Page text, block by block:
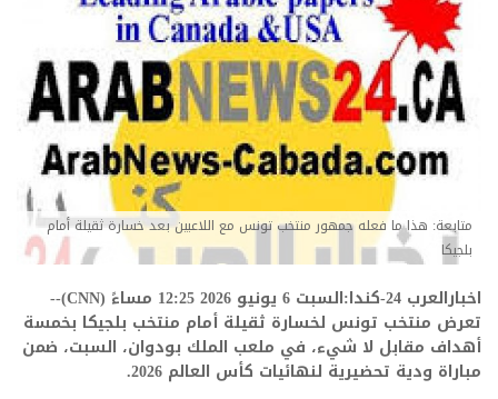
متابعة: هذا ما فعله جمهور منتخب تونس مع اللاعبين بعد خسارة ثقيلة أمام
بلجيكا
اخبارالعرب 24-كندا:السبت 6 يونيو 2026 12:25 مساءً (CNN)--
تعرض منتخب تونس لخسارة ثقيلة أمام منتخب بلجيكا بخمسة
أهداف مقابل لا شيء، في ملعب الملك بودوان، السبت، ضمن
مباراة ودية تحضيرية لنهائيات كأس العالم 2026.